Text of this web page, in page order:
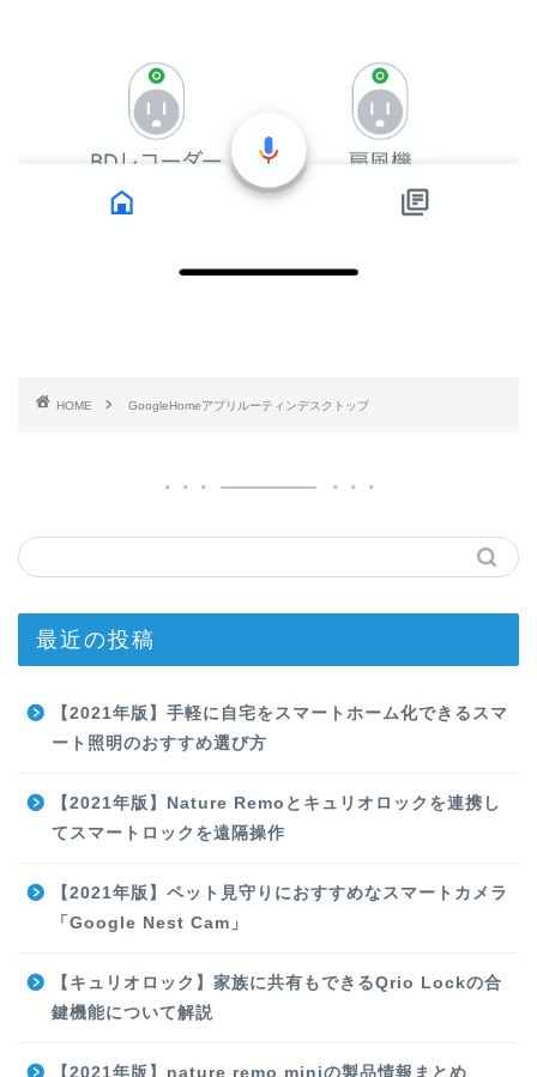
HOME GoogleHomeアプリルーティンデスクトップ
最近の投稿
【2021年版】手軽に自宅をスマートホーム化できるスマ
ート照明のおすすめ選び方
【2021年版】Nature Remoとキュリオロックを連携し
てスマートロックを遠隔操作
【2021年版】ペット見守りにおすすめなスマートカメラ
「Google Nest Cam」
【キュリオロック】家族に共有もできるQrio Lockの合
鍵機能について解説
【2021年版】nature remo miniの製品情報まとめ